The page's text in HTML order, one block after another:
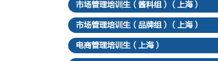
市场管理培训生（酱料组）（上海）
市场管理培训生（品牌组）（上海）
电商管理培训生（上海）